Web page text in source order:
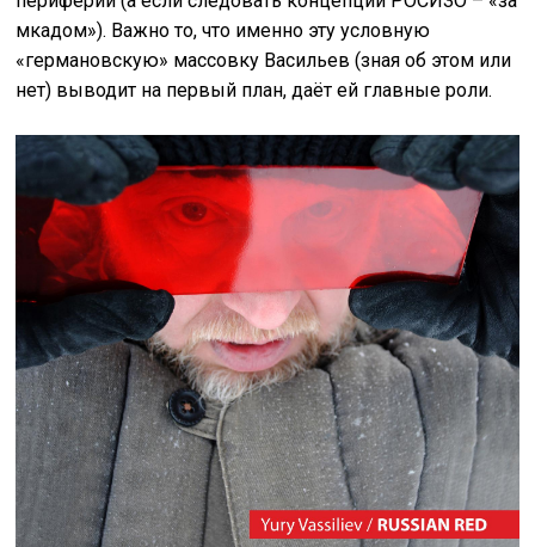
мкадом»). Важно то, что именно эту условную
«германовскую» массовку Васильев (зная об этом или
нет) выводит на первый план, даёт ей главные роли.